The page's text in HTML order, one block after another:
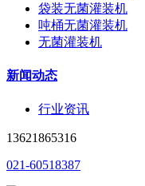
袋装无菌灌装机
吨桶无菌灌装机
无菌灌装机
新闻动态
行业资讯
13621865316
021-60518387